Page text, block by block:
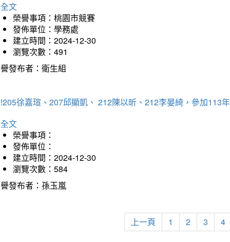
文
榮譽事項：桃園市競賽
發佈單位：學務處
建立時間：2024-12-30
瀏覽次數：491
發布者：衛生組
徐嘉瑄、207邱顯凱、 212陳以昕、212李晏綺，參加113
文
榮譽事項：
發佈單位：
建立時間：2024-12-30
瀏覽次數：584
發布者：孫玉嵐
上一頁 1 2 3 4